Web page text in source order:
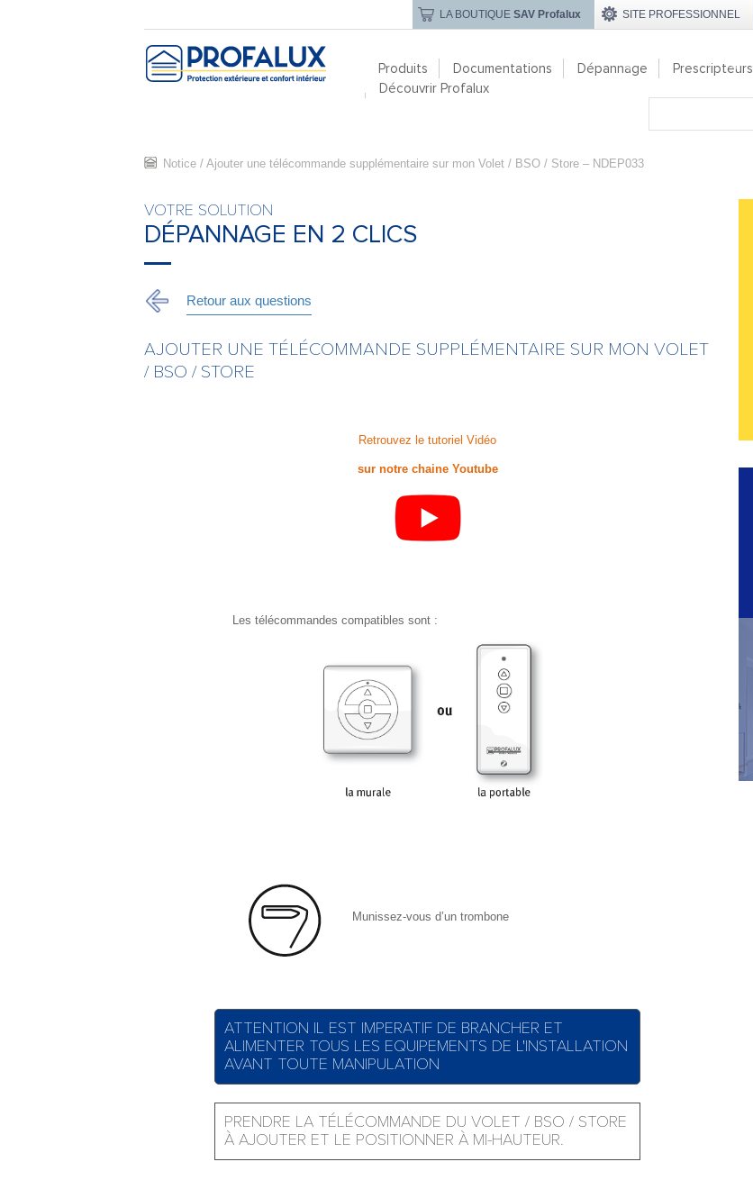
LA BOUTIQUE SAV Profalux SITE PROFESSIONNEL
Produits Documentations Dépannage Prescripteurs
Découvrir Profalux
Notice/ Ajouter une télécommande supplémentaire sur mon Volet / BSO / Store – NDEP033
VOTRE SOLUTION
DÉPANNAGE EN 2 CLICS
Retour aux questions
AJOUTER UNE TÉLÉCOMMANDE SUPPLÉMENTAIRE SUR MON VOLET
/ BSO / STORE
Retrouvez le tutoriel Vidéo
sur notre chaine Youtube
Les télécommandes compatibles sont :
Munissez-vous d’un trombone
ATTENTION IL EST IMPERATIF DE BRANCHER ET
ALIMENTER TOUS LES EQUIPEMENTS DE L'INSTALLATION
AVANT TOUTE MANIPULATION
PRENDRE LA TÉLÉCOMMANDE DU VOLET / BSO / STORE
À AJOUTER ET LE POSITIONNER À MI-HAUTEUR.